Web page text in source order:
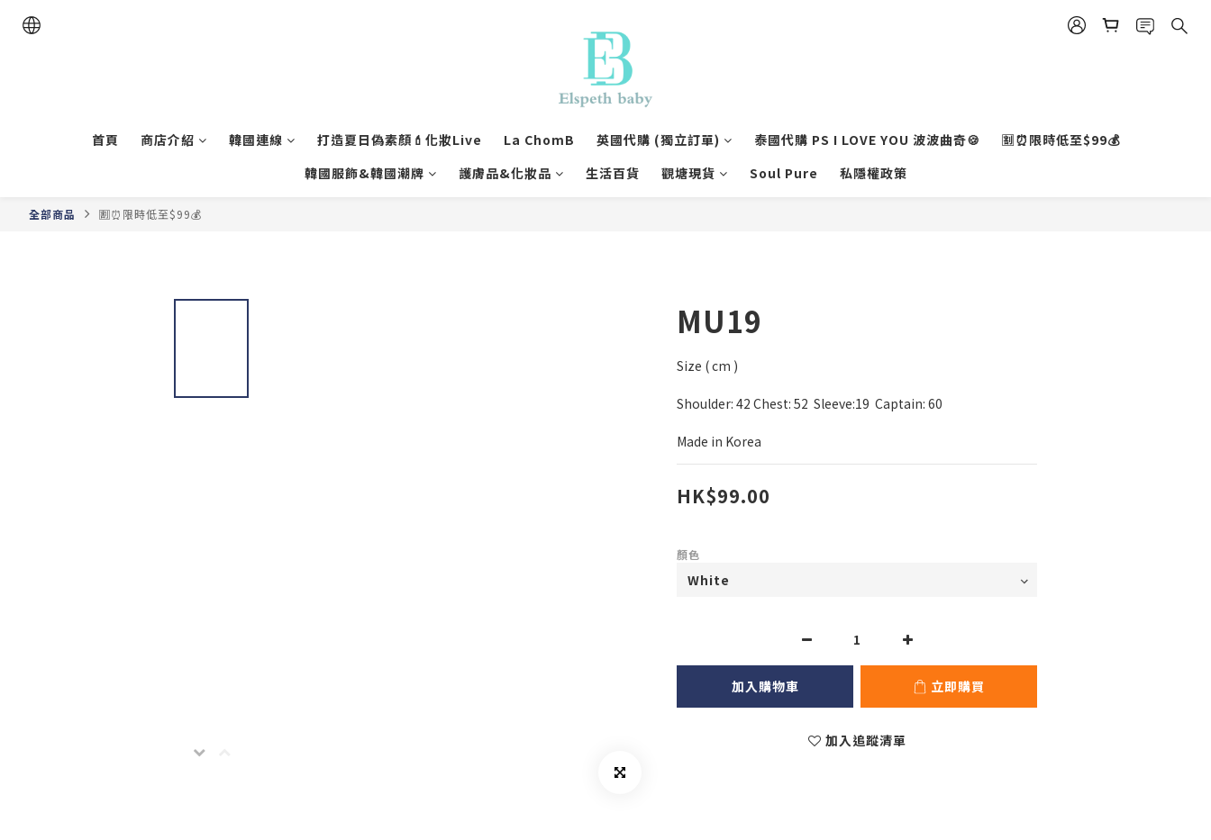
首頁 商店介紹 韓國連線 打造夏日偽素顏💄化妝Live La ChomB 英國代購 (獨立訂單) 泰國代購 PS I LOVE YOU 波波曲奇🍪
🈹⏰限時低至$99💰
韓國服飾&韓國潮牌
護膚品&化妝品 生活百貨 觀塘現貨 Soul Pure 私隱權政策
全部商品 🈹⏰限時低至$99💰
MU19
Size ( cm )
Shoulder: 42 Chest: 52  Sleeve:19  Captain: 60
Made in Korea
HK$99.00
顏色
加入購物車 立即購買
加入追蹤清單